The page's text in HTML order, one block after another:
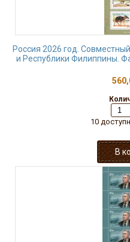
Россия 2026 год.
и Республики Филиппины.
10